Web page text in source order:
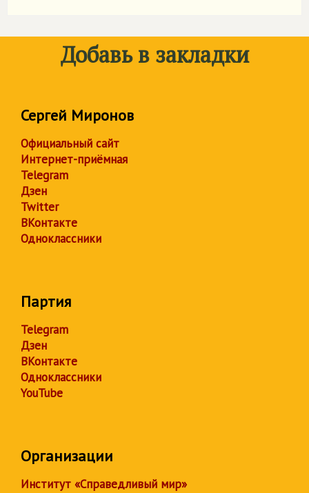
Добавь в закладки
Сергей Миронов
Официальный сайт
Интернет-приёмная
Telegram
Дзен
Twitter
ВКонтакте
Одноклассники
Партия
Telegram
Дзен
ВКонтакте
Одноклассники
YouTube
Организации
Институт «Справедливый мир»